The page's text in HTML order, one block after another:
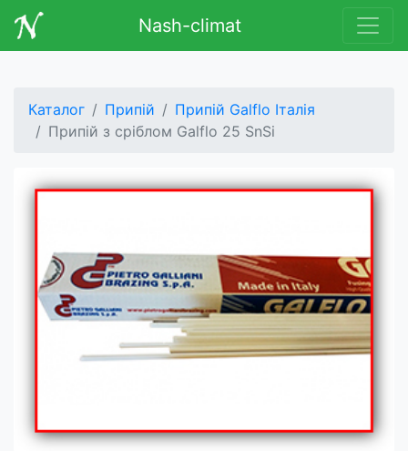
Nash-climat
Каталог Припій
Припій Galflo Італія
Припій з сріблом Galflo 25 SnSi